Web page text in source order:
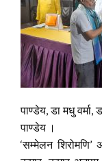
पाण्डेय, डा मधु
पाण्डेय ।
‘सम्मेलन